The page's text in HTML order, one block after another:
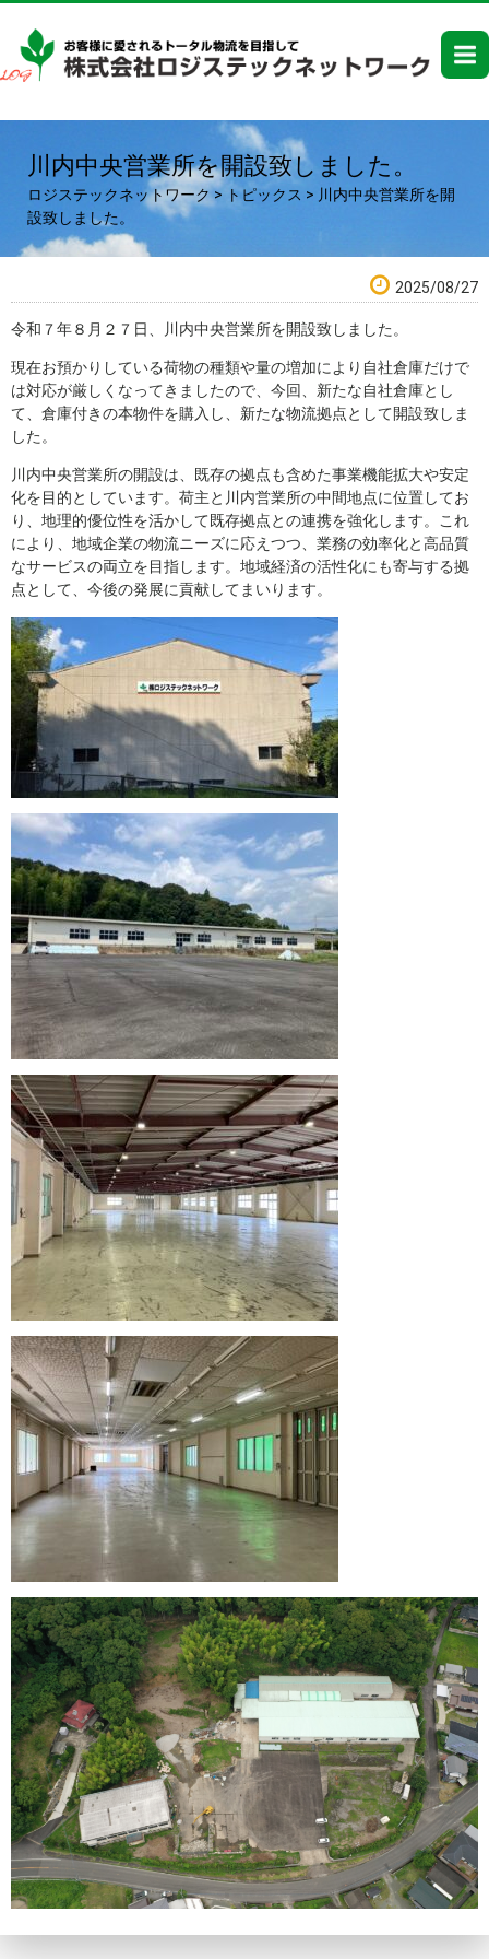
川内中央営業所を開設致しました。
ロジステックネットワーク > トピックス > 川内中央営業所を開
設致しました。
2025/08/27
令和７年８月２７日、川内中央営業所を開設致しました。
現在お預かりしている荷物の種類や量の増加により自社倉庫だけで
は対応が厳しくなってきましたので、今回、新たな自社倉庫とし
て、倉庫付きの本物件を購入し、新たな物流拠点として開設致しま
した。
川内中央営業所の開設は、既存の拠点も含めた事業機能拡大や安定
化を目的としています。荷主と川内営業所の中間地点に位置してお
り、地理的優位性を活かして既存拠点との連携を強化します。これ
により、地域企業の物流ニーズに応えつつ、業務の効率化と高品質
なサービスの両立を目指します。地域経済の活性化にも寄与する拠
点として、今後の発展に貢献してまいります。